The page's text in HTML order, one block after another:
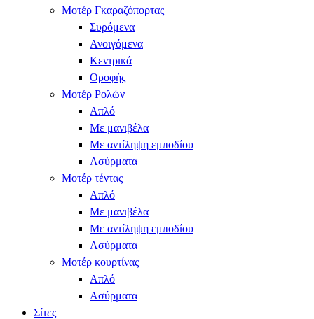
Μοτέρ Γκαραζόπορτας
Συρόμενα
Ανοιγόμενα
Κεντρικά
Οροφής
Μοτέρ Ρολών
Απλό
Με μανιβέλα
Με αντίληψη εμποδίου
Ασύρματα
Μοτέρ τέντας
Απλό
Με μανιβέλα
Με αντίληψη εμποδίου
Ασύρματα
Μοτέρ κουρτίνας
Απλό
Ασύρματα
Σίτες